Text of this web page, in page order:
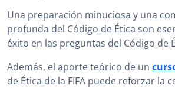
Una preparación minuciosa y una
profunda del Código de Ética son
éxito en las preguntas del Código de
Además, el aporte teórico de un
de Ética de la FIFA puede reforzar la